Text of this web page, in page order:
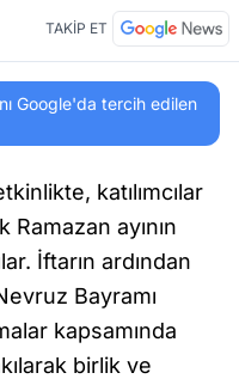
TAKİP ET
Google'da tercih edilen
katılımcılar
Ramazan ayının
İftarın ardından
Bayramı
kapsamında
birlik ve